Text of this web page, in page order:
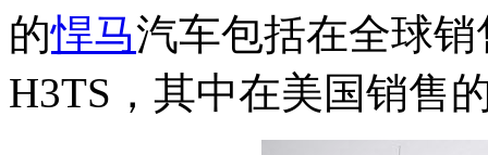
的悍马汽车包括在全球销
H3TS，其中在美国销售